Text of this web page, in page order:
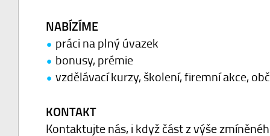
NABÍZÍME
práci na plný úvazek
bonusy, prémie
vzdělávací kurzy, školení, firemní akce,
KONTAKT
Kontaktujte nás, i když část z výše